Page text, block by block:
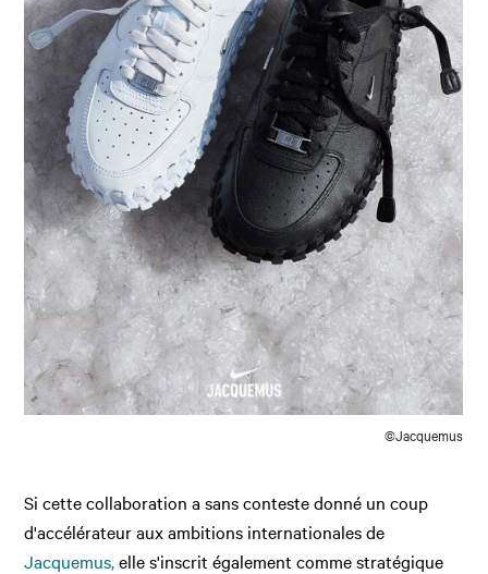
©Jacquemus
Si cette collaboration a sans conteste donné un coup
d'accélérateur aux ambitions internationales de
Jacquemus,elle s'inscrit également comme stratégique